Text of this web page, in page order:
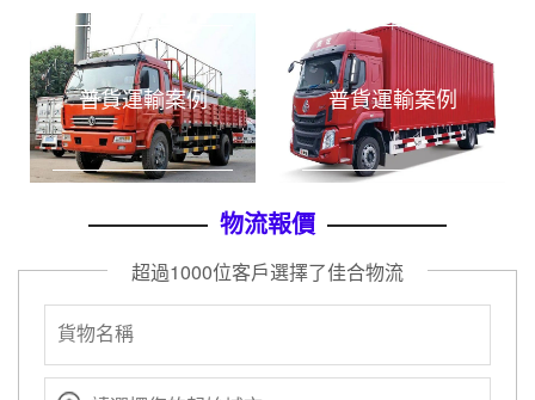
普貨運輸案例 普貨運輸案例
物流報價
超過1000位客戶選擇了佳合物流
實時訂單 上海到成都物流專線 專線物流 2020-12-22
實時訂單
實時訂單 上海到廣州物流專線 專線物流 2020-12-22
評價曬單 物流專線
評價曬單 上海到贛州物流公司 物流專線
評價曬單 上海到南昌物流公司 物流專線 2020-12-22
評價曬單 上海到寧波物流公司 物流專線 2020-12-22
評價曬單 上海到溫州物流公司 物流專線 2020-12-22